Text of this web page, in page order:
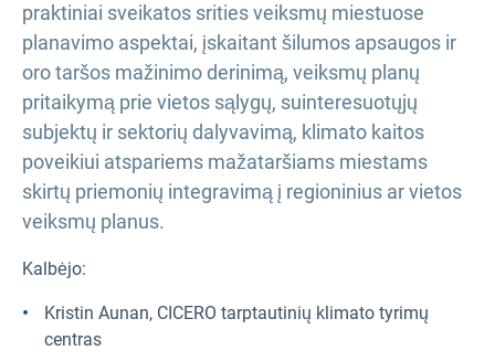
praktiniai sveikatos srities veiksmų miestuose
planavimo aspektai, įskaitant šilumos apsaugos ir
oro taršos mažinimo derinimą, veiksmų planų
pritaikymą prie vietos sąlygų, suinteresuotųjų
subjektų ir sektorių dalyvavimą, klimato kaitos
poveikiui atspariems mažataršiams miestams
skirtų priemonių integravimą į regioninius ar vietos
veiksmų planus.
Kalbėjo:
Kristin Aunan, CICERO tarptautinių klimato tyrimų
centras